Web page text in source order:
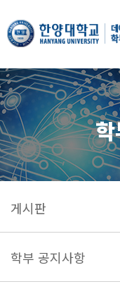
한양대학교
데이터사이언
게시판
학부 공지사항